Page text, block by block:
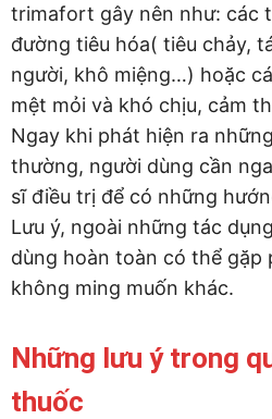
trimafort gây nên như: các
đường tiêu hóa( tiêu chảy,
người, khô miệng…) hoặc
mệt mỏi và khó chịu, cảm
Ngay khi phát hiện ra
thường, người dùng cần
sĩ điều trị để có những
Lưu ý, ngoài những tác
dùng hoàn toàn có thể gặp
không ming muốn khác.
Những lưu ý trong
thuốc